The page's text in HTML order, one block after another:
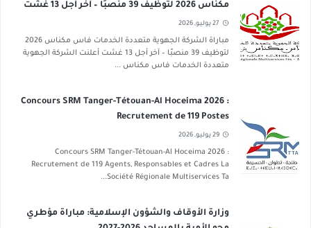
مكناس 2026 لتوظيف 39 منصبًا – آخر أجل 13 غشت
2026
27 يوليو, 2026
مباراة الشركة الجهوية متعددة الخدمات فاس مكناس 2026
لتوظيف 39 منصبًا – آخر أجل 13 غشت أعلنت الشركة الجهوية
متعددة الخدمات فاس مكناس ...
Concours SRM Tanger-Tétouan-Al Hoceima 2026 :
Recrutement de 119 Postes
29 يوليو, 2026
Concours SRM Tanger-Tétouan-Al Hoceima 2026 :
Recrutement de 119 Agents, Responsables et Cadres La
Société Régionale Multiservices Ta...
وزارة الأوقاف والشؤون الإسلامية: مباراة مؤطري